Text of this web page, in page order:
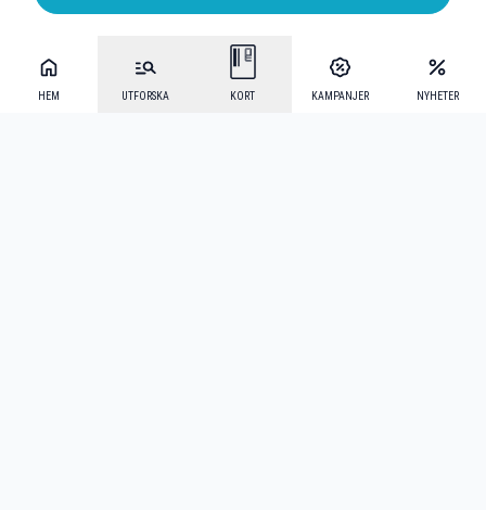
HEM UTFORSKA KORT KAMPANJER NYHETER